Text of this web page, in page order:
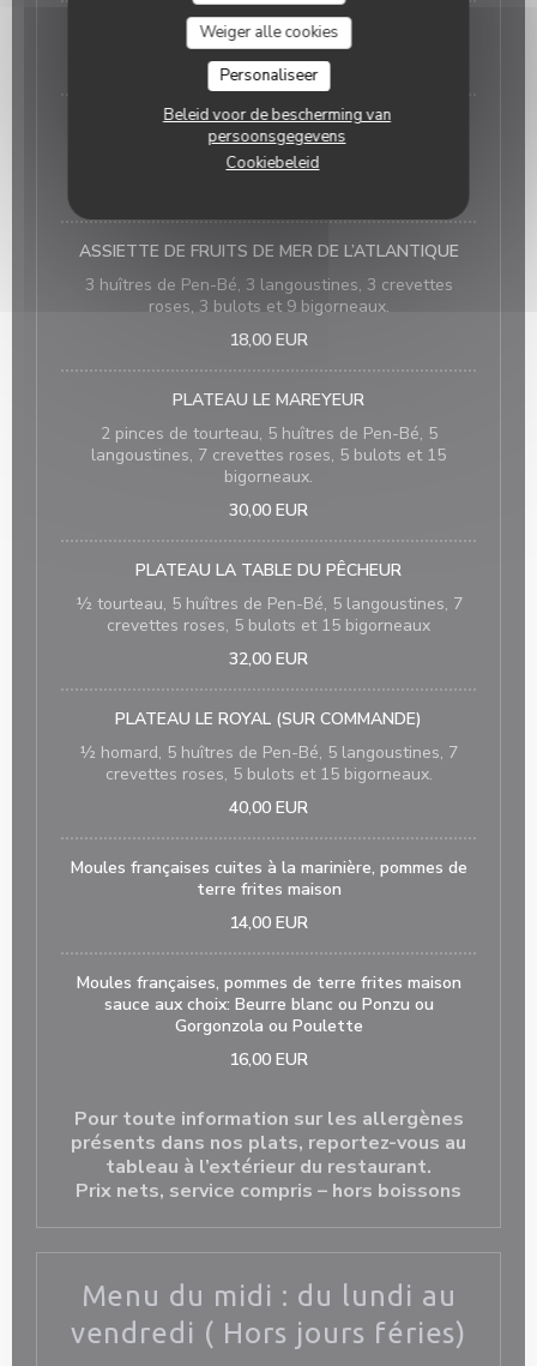
Weiger alle cookies
Personaliseer
Beleid voor de bescherming van
persoonsgegevens
Cookiebeleid
Assiette de bulots mayonnaise 9 pièces
6,00 EUR
ASSORTIMENTS COQUILLAGES ET CRUSTACES
7 langoustines, 7 crevettes roses et 7 bulots.
ASSIETTE DE FRUITS DE MER DE L’ATLANTIQUE
3 huîtres de Pen-Bé, 3 langoustines, 3 crevettes
roses, 3 bulots et 9 bigorneaux.
18,00 EUR
PLATEAU LE MAREYEUR
2 pinces de tourteau, 5 huîtres de Pen-Bé, 5
langoustines, 7 crevettes roses, 5 bulots et 15
bigorneaux.
30,00 EUR
PLATEAU LA TABLE DU PÊCHEUR
½ tourteau, 5 huîtres de Pen-Bé, 5 langoustines, 7
crevettes roses, 5 bulots et 15 bigorneaux
32,00 EUR
PLATEAU LE ROYAL (SUR COMMANDE)
½ homard, 5 huîtres de Pen-Bé, 5 langoustines, 7
crevettes roses, 5 bulots et 15 bigorneaux.
40,00 EUR
Moules françaises cuites à la marinière, pommes de
terre frites maison
14,00 EUR
Moules françaises, pommes de terre frites maison
sauce aux choix: Beurre blanc ou Ponzu ou
Gorgonzola ou Poulette
16,00 EUR
Pour toute information sur les allergènes
présents dans nos plats, reportez-vous au
tableau à l’extérieur du restaurant.
Prix nets, service compris – hors boissons
Menu du midi : du lundi au
vendredi ( Hors jours féries)